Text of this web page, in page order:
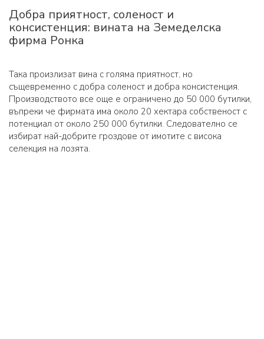
Добра приятност, соленост и
консистенция: вината на Земеделска
фирма Ронка
Така произлизат вина с голяма приятност, но
същевременно с добра соленост и добра консистенция.
Производството все още е ограничено до 50 000 бутилки,
въпреки че фирмата има около 20 хектара собственост с
потенциал от около 250 000 бутилки. Следователно се
избират най-добрите гроздове от имотите с висока
селекция на лозята.